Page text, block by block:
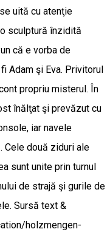
uită cu atenţie
sculptură înzidită
că e vorba de
Adam şi Eva. Privitorul
propriu misterul. În
înălţat şi prevăzut cu
iar navele
Cele două ziduri ale
sunt unite prin turnul
de strajă şi gurile de
Sursă text &
holzmengen-